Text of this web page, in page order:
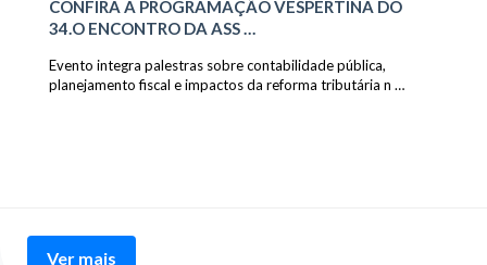
CONFIRA A PROGRAMAÇÃO VESPERTINA DO
34.O ENCONTRO DA ASS …
Evento integra palestras sobre contabilidade pública,
planejamento fiscal e impactos da reforma tributária n …
Ver mais